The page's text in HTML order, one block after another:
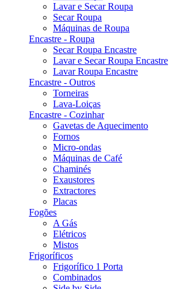
Lavar e Secar Roupa
Secar Roupa
Máquinas de Roupa
Encastre - Roupa
Secar Roupa Encastre
Lavar e Secar Roupa Encastre
Lavar Roupa Encastre
Encastre - Outros
Torneiras
Lava-Loiças
Encastre - Cozinhar
Gavetas de Aquecimento
Fornos
Micro-ondas
Máquinas de Café
Chaminés
Exaustores
Extractores
Placas
Fogões
A Gás
Elétricos
Mistos
Frigoríficos
Frigorífico 1 Porta
Combinados